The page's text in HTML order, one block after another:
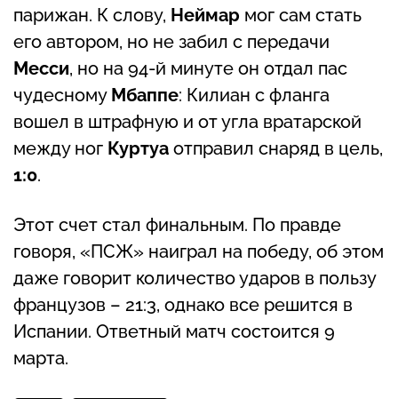
парижан. К слову, Неймар мог сам стать
его автором, но не забил с передачи
Месси, но на 94-й минуте он отдал пас
чудесному Мбаппе: Килиан с фланга
вошел в штрафную и от угла вратарской
между ног Куртуа отправил снаряд в цель,
1:0.
Этот счет стал финальным. По правде
говоря, «ПСЖ» наиграл на победу, об этом
даже говорит количество ударов в пользу
французов – 21:3, однако все решится в
Испании. Ответный матч состоится 9
марта.